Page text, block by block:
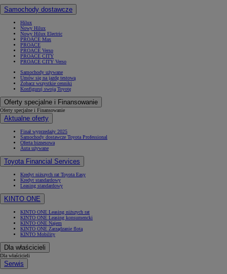
Samochody dostawcze
Hilux
Nowy Hilux
Nowy Hilux Electric
PROACE Max
PROACE
PROACE Verso
PROACE CITY
PROACE CITY Verso
Samochody używane
Umów się na jazdę testową
Zobacz wszystkie cenniki
Konfiguruj swoją Toyotę
Oferty specjalne i Finansowanie
Oferty specjalne i Finansowanie
Aktualne oferty
Finał wyprzedaży 2025
Samochody dostawcze Toyota Professional
Oferta biznesowa
Auta używane
Toyota Financial Services
Kredyt niższych rat Toyota Easy
Kredyt standardowy
Leasing standardowy
KINTO ONE
KINTO ONE Leasing niższych rat
KINTO ONE Leasing konsumencki
KINTO ONE Najem
KINTO ONE Zarządzanie flotą
KINTO Mobility
Dla właścicieli
Dla właścicieli
Serwis